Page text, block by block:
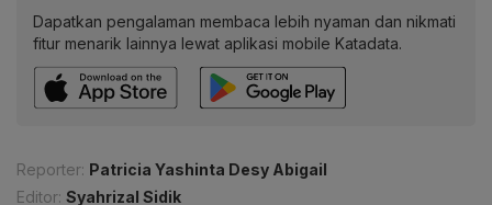
Dapatkan pengalaman membaca lebih nyaman dan nikmati
fitur menarik lainnya lewat aplikasi mobile Katadata.
Reporter: Patricia Yashinta Desy Abigail
Editor: Syahrizal Sidik